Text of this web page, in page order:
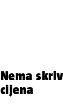
Nema
cijena